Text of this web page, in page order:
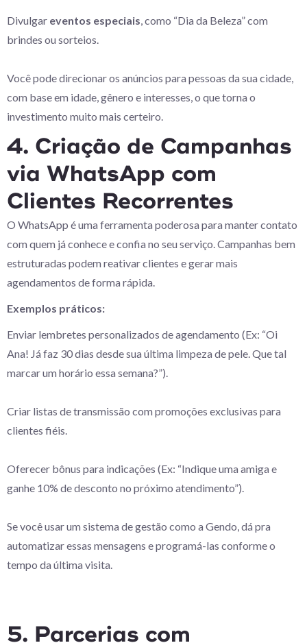
Divulgar eventos especiais, como “Dia da Beleza” com
brindes ou sorteios.
Você pode direcionar os anúncios para pessoas da sua cidade,
com base em idade, gênero e interesses, o que torna o
investimento muito mais certeiro.
4. Criação de Campanhas
via WhatsApp com
Clientes Recorrentes
O WhatsApp é uma ferramenta poderosa para manter contato
com quem já conhece e confia no seu serviço. Campanhas bem
estruturadas podem reativar clientes e gerar mais
agendamentos de forma rápida.
Exemplos práticos:
Enviar lembretes personalizados de agendamento (Ex: “Oi
Ana! Já faz 30 dias desde sua última limpeza de pele. Que tal
marcar um horário essa semana?”).
Criar listas de transmissão com promoções exclusivas para
clientes fiéis.
Oferecer bônus para indicações (Ex: “Indique uma amiga e
ganhe 10% de desconto no próximo atendimento”).
Se você usar um sistema de gestão como a Gendo, dá pra
automatizar essas mensagens e programá-las conforme o
tempo da última visita.
5. Parcerias com